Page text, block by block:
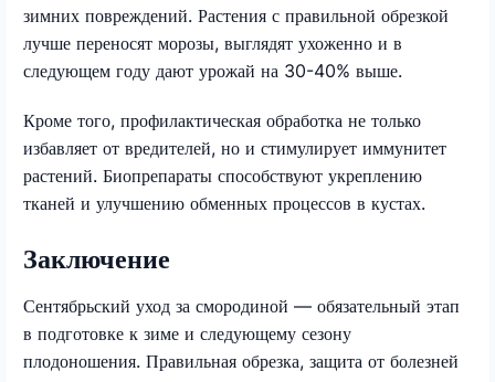
зимних повреждений. Растения с правильной обрезкой
лучше переносят морозы, выглядят ухоженно и в
следующем году дают урожай на 30-40% выше.
Кроме того, профилактическая обработка не только
избавляет от вредителей, но и стимулирует иммунитет
растений. Биопрепараты способствуют укреплению
тканей и улучшению обменных процессов в кустах.
Заключение
Сентябрьский уход за смородиной — обязательный этап
в подготовке к зиме и следующему сезону
плодоношения. Правильная обрезка, защита от болезней